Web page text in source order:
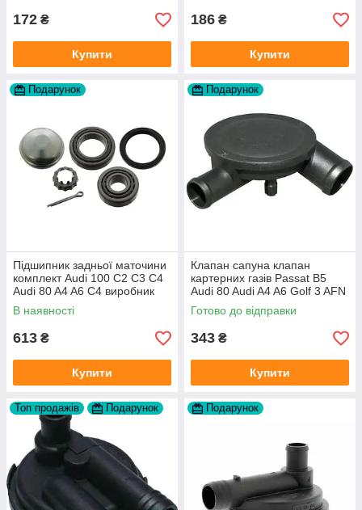
172 ₴
Купити
186 ₴
Купити
Подарунок
Підшипник задньої маточини
комплект Audi 100 C2 C3 C4
Audi 80 A4 A6 C4 виробник
FAG
В наявності
613 ₴
Купити
Подарунок
Клапан сапуна клапан
картерних газів Passat B5
Audi 80 Audi A4 A6 Golf 3 AFN
1Y AAZ 1Z AFF AEY AAZ AHB
AHU
Готово до відправки
343 ₴
Купити
Топ продажів Подарунок Подарунок